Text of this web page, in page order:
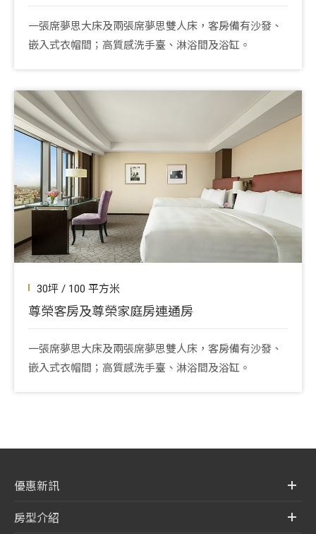
一張席夢思大床及兩張席夢思雙人床，客房備有沙發、
嵌入式衣帽間；高質感洗手臺、淋浴間及浴缸。
尊榮客房及尊榮家庭房連通房
30坪 / 100 平方米
一張席夢思大床及兩張席夢思雙人床，客房備有沙發、
嵌入式衣帽間；高質感洗手臺、淋浴間及浴缸。
優惠新訊
房型介紹